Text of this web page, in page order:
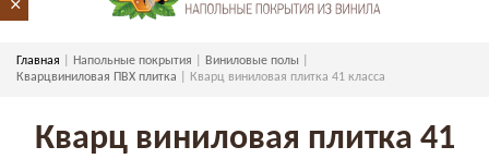
Главная Напольные покрытия
Виниловые полы
Кварцвиниловая ПВХ плитка
Кварц виниловая плитка 41 класса
Кварц виниловая плитка 41
×